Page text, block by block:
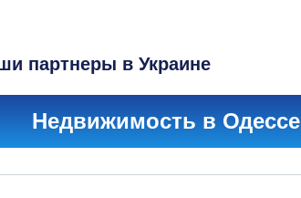
партнеры в Украине
Недвижимость в Одессе